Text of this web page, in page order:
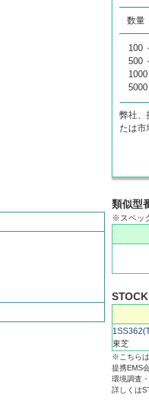
数量
0
数量
100
500
1000
5000
弊社、
たは市
類似型
※スペッ
東芝
※こちらは
提携EMS
環境調査
詳しくは